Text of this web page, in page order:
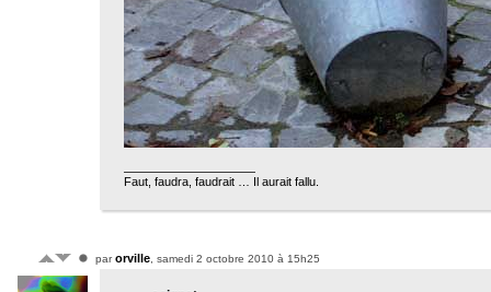
Faut, faudra, faudrait … Il aurait fallu.
parorville , samedi 2 octobre 2010 à 15h25